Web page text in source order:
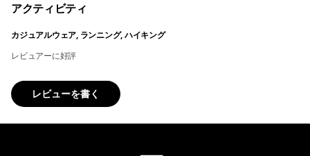
アクティビティ
カジュアルウェア, ランニング, ハイキング
レビュアーに好評
レビューを書く